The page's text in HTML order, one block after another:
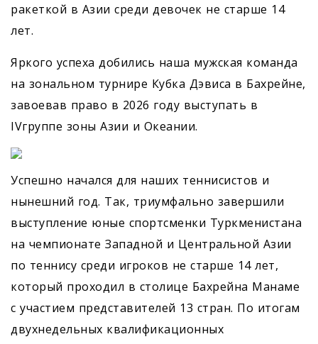
ракеткой в Азии среди девочек не старше 14
лет.
Яркого успеха добились наша мужская команда
на зональном турнире Кубка Дэвиса в Бахрейне,
завоевав право в 2026 году выступать в
IVгруппе зоны Азии и Океании.
Успешно начался для наших теннисистов и
нынешний год. Так, триумфально завершили
выступление юные спортсменки Туркменистана
на чемпионате Западной и Центральной Азии
по теннису среди игроков не старше 14 лет,
который проходил в столице Бахрейна Манаме
с участием представителей 13 стран. По итогам
двухнедельных квалификационных